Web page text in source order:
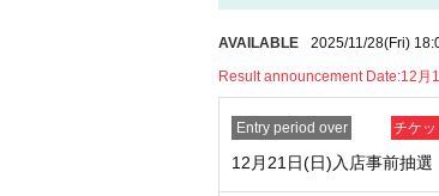
全て
※ご結婚等で苗字が変更された場
・お申込み時に入店時間はお選び
・システムの都合上、お申し込
AVAILABLE 2025/11/28(Fri)
Result announcement Date:12月
Entry period over チケ
12月21日(日)入店事前抽選